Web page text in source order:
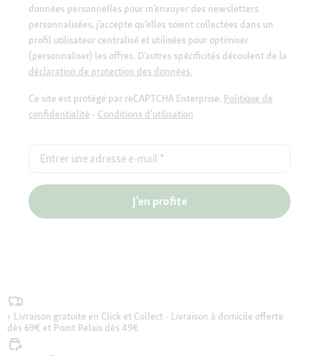
données personnelles pour m’envoyer des newsletters
personnalisées, j’accepte qu’elles soient collectées dans un
profil utilisateur centralisé et utilisées pour optimiser
(personnaliser) les offres. D’autres spécificités découlent de la
déclaration de protection des données.
Ce site est protégé par reCAPTCHA Enterprise. Politique de
confidentialité - Conditions d'utilisation
Entrer une adresse e-mail *
J'en profite
Livraison gratuite en Click et Collect - Livraison à domicile offerte
dès 69€ et Point Relais dès 49€